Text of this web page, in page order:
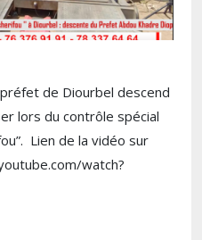
de Diourbel descend
lors du contrôle spécial
Lien de la vidéo sur
watch?